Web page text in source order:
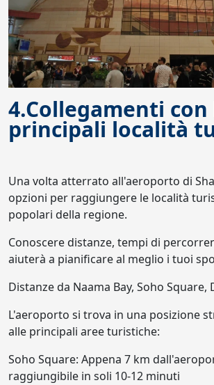
4.Collegamenti con
principali località
Una volta atterrato all'aeroporto di
opzioni per raggiungere le località
popolari della regione.
Conoscere distanze, tempi di
aiuterà a pianificare al meglio i tuoi
Distanze da Naama Bay, Soho Square,
L'aeroporto si trova in una posizione
alle principali aree turistiche:
Soho Square: Appena 7 km
raggiungibile in soli 10-12 minuti